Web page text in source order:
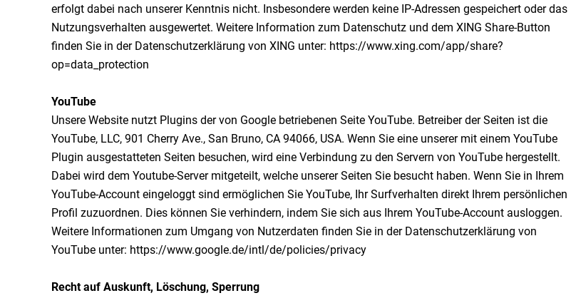
erfolgt dabei nach unserer Kenntnis nicht. Insbesondere werden keine IP-Adressen gespeichert oder das
Nutzungsverhalten ausgewertet. Weitere Information zum Datenschutz und dem XING Share-Button
finden Sie in der Datenschutzerklärung von XING unter: https://www.xing.com/app/share?
op=data_protection
YouTube
Unsere Website nutzt Plugins der von Google betriebenen Seite YouTube. Betreiber der Seiten ist die
YouTube, LLC, 901 Cherry Ave., San Bruno, CA 94066, USA. Wenn Sie eine unserer mit einem YouTube
Plugin ausgestatteten Seiten besuchen, wird eine Verbindung zu den Servern von YouTube hergestellt.
Dabei wird dem Youtube-Server mitgeteilt, welche unserer Seiten Sie besucht haben. Wenn Sie in Ihrem
YouTube-Account eingeloggt sind ermöglichen Sie YouTube, Ihr Surfverhalten direkt Ihrem persönlichen
Profil zuzuordnen. Dies können Sie verhindern, indem Sie sich aus Ihrem YouTube-Account ausloggen.
Weitere Informationen zum Umgang von Nutzerdaten finden Sie in der Datenschutzerklärung von
YouTube unter: https://www.google.de/intl/de/policies/privacy
Recht auf Auskunft, Löschung, Sperrung